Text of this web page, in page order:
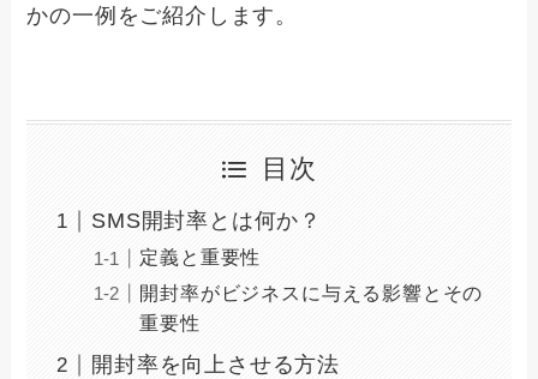
かの一例をご紹介します。
目次
SMS開封率とは何か？
定義と重要性
開封率がビジネスに与える影響とその
重要性
開封率を向上させる方法